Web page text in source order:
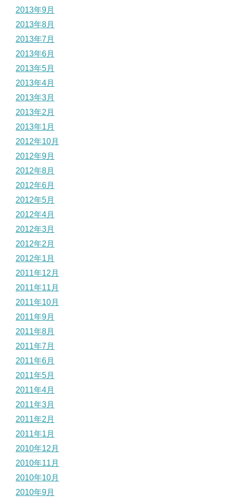
2013年9月
2013年8月
2013年7月
2013年6月
2013年5月
2013年4月
2013年3月
2013年2月
2013年1月
2012年10月
2012年9月
2012年8月
2012年6月
2012年5月
2012年4月
2012年3月
2012年2月
2012年1月
2011年12月
2011年11月
2011年10月
2011年9月
2011年8月
2011年7月
2011年6月
2011年5月
2011年4月
2011年3月
2011年2月
2011年1月
2010年12月
2010年11月
2010年10月
2010年9月